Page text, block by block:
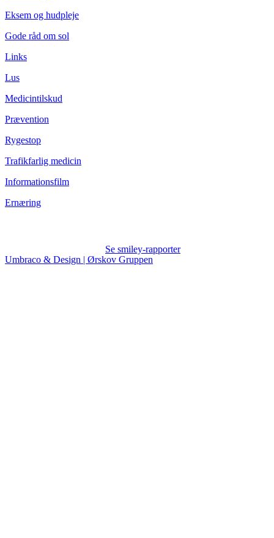
Eksem og hudpleje
Gode råd om sol
Links
Lus
Medicintilskud
Prævention
Rygestop
Trafikfarlig medicin
Informationsfilm
Ernæring
Se smiley-rapporter
Umbraco & Design | Ørskov Gruppen